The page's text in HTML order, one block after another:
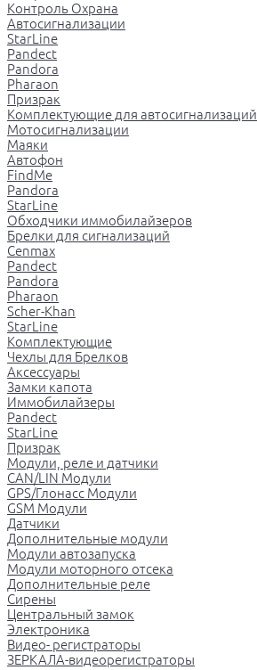
Контроль Охрана
Автосигнализации
StarLine
Pandect
Pandora
Pharaon
Призрак
Комплектующие для автосигнализаций
Мотосигнализации
Маяки
Автофон
FindMe
Pandora
StarLine
Обходчики иммобилайзеров
Брелки для сигнализаций
Cenmax
Pandect
Pandora
Pharaon
Scher-Khan
StarLine
Комплектующие
Чехлы для Брелков
Аксессуары
Замки капота
Иммобилайзеры
Pandect
StarLine
Призрак
Модули, реле и датчики
CAN/LIN Модули
GPS/Глонасс Модули
GSM Модули
Датчики
Дополнительные модули
Модули автозапуска
Модули моторного отсека
Дополнительные реле
Сирены
Центральный замок
Электроника
Видео- регистраторы
ЗЕРКАЛА-видеорегистраторы